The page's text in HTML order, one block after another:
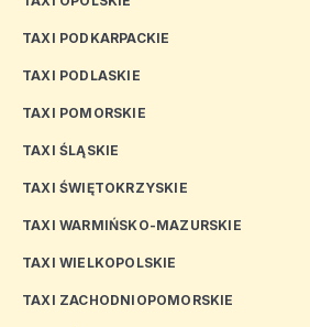
TAXI PODKARPACKIE
TAXI PODLASKIE
TAXI POMORSKIE
TAXI ŚLĄSKIE
TAXI ŚWIĘTOKRZYSKIE
TAXI WARMIŃSKO-MAZURSKIE
TAXI WIELKOPOLSKIE
TAXI ZACHODNIOPOMORSKIE